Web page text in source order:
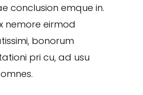
conclusion emque in.
nemore eirmod
bonorum
pri cu, ad usu